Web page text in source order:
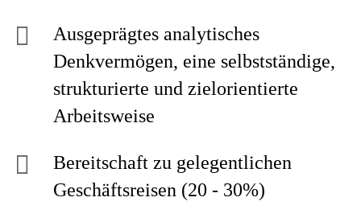
Ausgeprägtes analytisches
Denkvermögen, eine selbstständige,
strukturierte und zielorientierte
Arbeitsweise
Bereitschaft zu gelegentlichen
Geschäftsreisen (20 - 30%)